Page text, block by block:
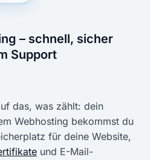
– schnell, sicher
Support
das, was zählt: dein
Webhosting bekommst du
für deine Website,
und E-Mail-